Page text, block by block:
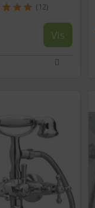
(12)
Vis